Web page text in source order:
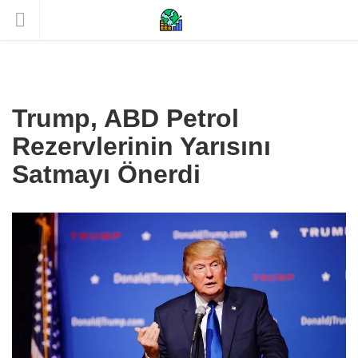
Trump, ABD Petrol
Rezervlerinin Yarısını
Satmayı Önerdi